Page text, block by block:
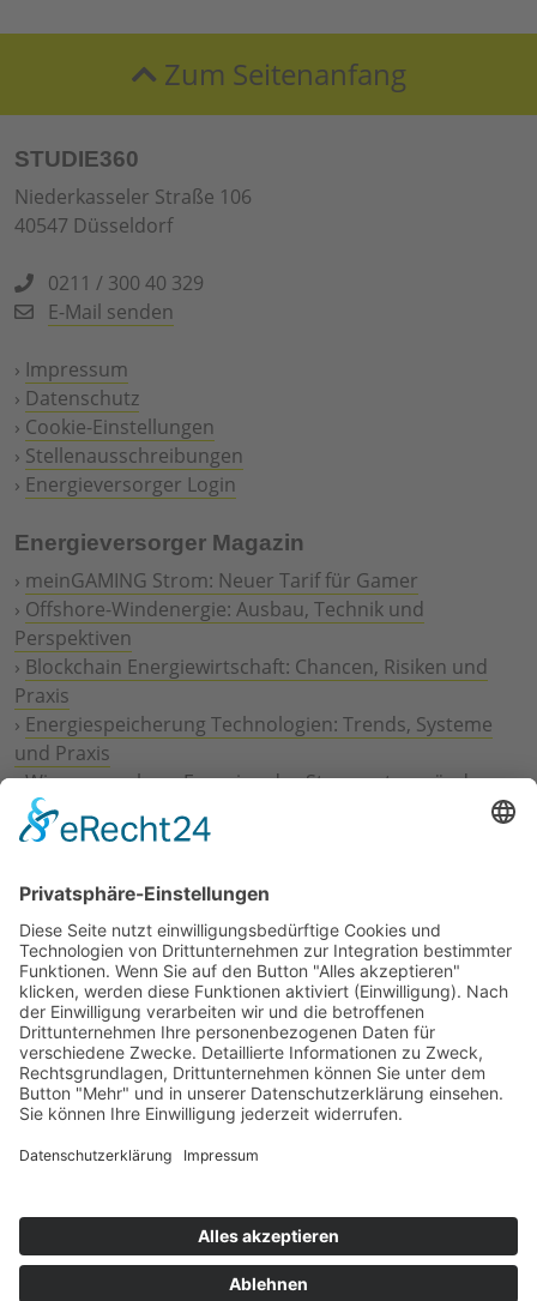
Zum Seitenanfang
STUDIE360
Niederkasseler Straße 106
40547 Düsseldorf
0211 / 300 40 329
E-Mail senden
› Impressum
› Datenschutz
› Cookie-Einstellungen
› Stellenausschreibungen
› Energieversorger Login
Energieversorger Magazin
› meinGAMING Strom: Neuer Tarif für Gamer
› Offshore-Windenergie: Ausbau, Technik und
Perspektiven
› Blockchain Energiewirtschaft: Chancen, Risiken und
Praxis
› Energiespeicherung Technologien: Trends, Systeme
und Praxis
›Wie erneuerbare Energien das Stromnetz verändern
Digitalisierung Energiewirtschaft: Effizienz, Netze und
Prozesse
Geschäftsmodelle
›Vorstandswechsel Westenergie: Böddeling übernimmt
befristet
›Wasserstoff-Hochlauf: Dialog, Infrastruktur und
konkrete Schritte
›Solaranlage Regenbogenfarben: FC St. Pauli und
LichtBlick installieren erste weltweite Anlage
Jetzt an der STUDIE360 teilnehmen
Wir möchten Transparenz mit einheitlichen Kriterien
kostenlose Teilnahme wichtig. Die Ergebnisse werden
umgehend nach Teilnahme und Auswertung auf
unserer Webseite zur Verfügung gestellt.